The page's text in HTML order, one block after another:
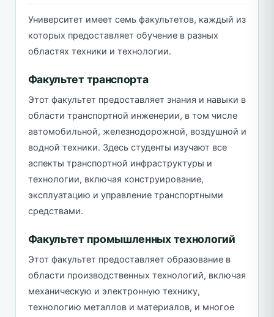
Университет имеет семь факультетов, каждый из
которых предоставляет обучение в разных
областях техники и технологии.
Факультет транспорта
Этот факультет предоставляет знания и навыки в
области транспортной инженерии, в том числе
автомобильной, железнодорожной, воздушной и
водной техники. Здесь студенты изучают все
аспекты транспортной инфраструктуры и
технологии, включая конструирование,
эксплуатацию и управление транспортными
средствами.
Факультет промышленных технологий
Этот факультет предоставляет образование в
области производственных технологий, включая
механическую и электронную технику,
технологию металлов и материалов, и многое